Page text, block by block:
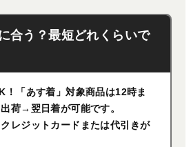
合う？最短どれくらいで
！「あす着」対象商品は12時ま
荷→翌日着が可能です。
レジットカードまたは代引きが